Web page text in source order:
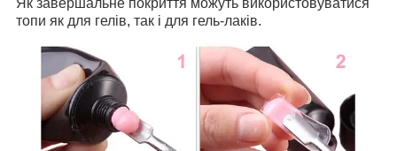
Як завершальне покриття можуть використовуватися
топи як для гелів, так і для гель-лаків.